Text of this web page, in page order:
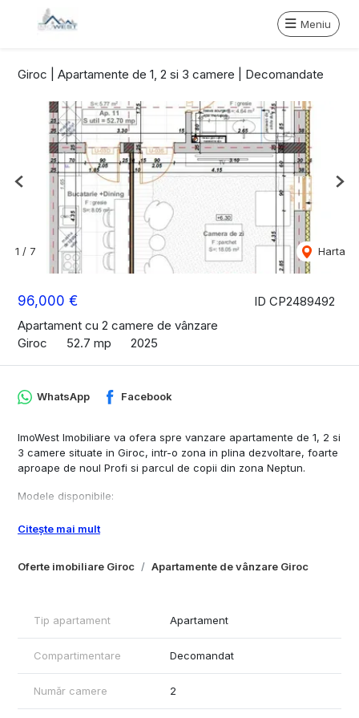
Meniu
Giroc | Apartamente de 1, 2 si 3 camere | Decomandate
ID CP2489492
96,000 €
Apartament cu 2 camere de vânzare
Giroc
52.7 mp 2025
1 / 7 Harta
Previous
Oferte imobiliare Giroc Apartamente de vânzare Giroc
WhatsApp Facebook
ImoWest Imobiliare va ofera spre vanzare apartamente de 1, 2 si
3 camere situate in Giroc, intr-o zona in plina dezvoltare, foarte
aproape de noul Profi si parcul de copii din zona Neptun.
Modele disponibile:
1 camera
39.26 mp + balcon - 82.000 Euro
52.70 mp utili + balcon - 96.000 Euro
55.10 mp utili + balcon - 99.000 Euro
3 camere:
Citește mai mult
Tip apartament Apartament
Compartimentare Decomandat
Număr camere 2